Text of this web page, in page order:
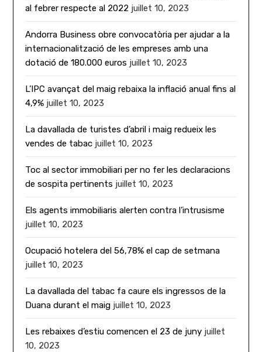
al febrer respecte al 2022 juillet 10, 2023
Andorra Business obre convocatòria per ajudar a la
internacionalització de les empreses amb una
dotació de 180.000 euros juillet 10, 2023
L’IPC avançat del maig rebaixa la inflació anual fins al
4,9% juillet 10, 2023
La davallada de turistes d’abril i maig redueix les
vendes de tabac juillet 10, 2023
Toc al sector immobiliari per no fer les declaracions
de sospita pertinents juillet 10, 2023
Els agents immobiliaris alerten contra l’intrusisme
juillet 10, 2023
Ocupació hotelera del 56,78% el cap de setmana
juillet 10, 2023
La davallada del tabac fa caure els ingressos de la
Duana durant el maig juillet 10, 2023
Les rebaixes d’estiu comencen el 23 de juny juillet
10, 2023